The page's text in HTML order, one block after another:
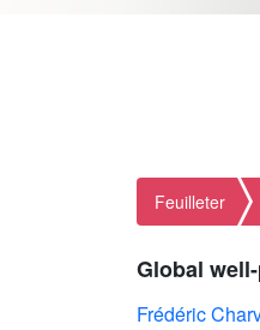
Feuilleter
Global
Frédéric